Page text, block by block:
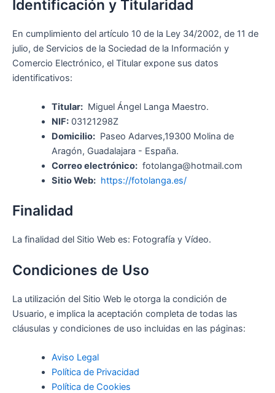
Identificación y Titularidad
En cumplimiento del artículo 10 de la Ley 34/2002, de 11 de
julio, de Servicios de la Sociedad de la Información y
Comercio Electrónico, el Titular expone sus datos
identificativos:
Titular:Miguel Ángel Langa Maestro.
NIF:03121298Z
Domicilio:Paseo Adarves,19300 Molina de
Aragón, Guadalajara - España.
Correo electrónico:fotolanga@hotmail.com
Sitio Web: https://fotolanga.es/
Finalidad
La finalidad del Sitio Web es: Fotografía y Vídeo.
Condiciones de Uso
La utilización del Sitio Web le otorga la condición de
Usuario, e implica la aceptación completa de todas las
cláusulas y condiciones de uso incluidas en las páginas:
Aviso Legal
Política de Privacidad
Política de Cookies